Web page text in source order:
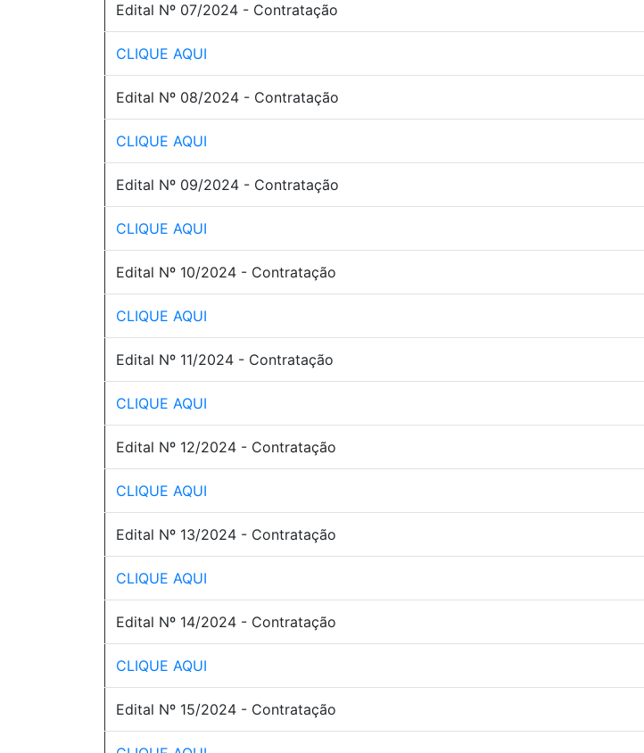
Edital Nº 07/2024 - Contratação
CLIQUE AQUI
Edital Nº 08/2024 - Contratação
CLIQUE AQUI
Edital Nº 09/2024 - Contratação
CLIQUE AQUI
Edital Nº 10/2024 - Contratação
CLIQUE AQUI
Edital Nº 11/2024 - Contratação
CLIQUE AQUI
Edital Nº 12/2024 - Contratação
CLIQUE AQUI
Edital Nº 13/2024 - Contratação
CLIQUE AQUI
Edital Nº 14/2024 - Contratação
CLIQUE AQUI
Edital Nº 15/2024 - Contratação